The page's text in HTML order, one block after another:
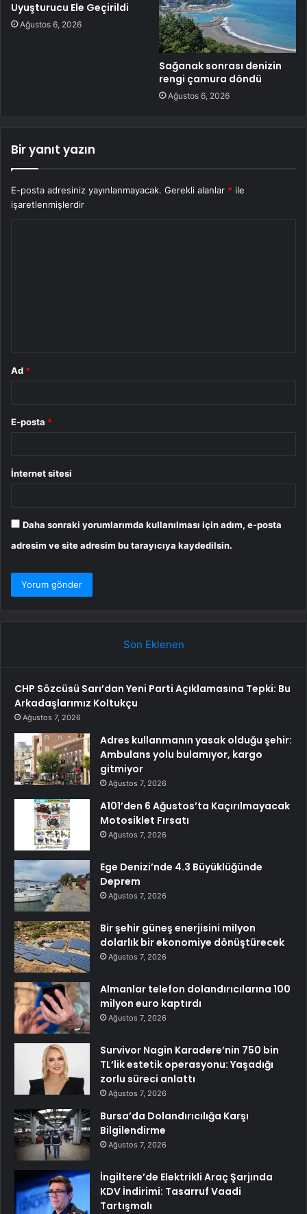
Uyuşturucu Ele Geçirildi
Ağustos 6, 2026
Sağanak sonrası denizin
rengi çamura döndü
Ağustos 6, 2026
Bir yanıt yazın
E-posta adresiniz yayınlanmayacak. Gerekli alanlar * ile
işaretlenmişlerdir
Ad *
E-posta *
İnternet sitesi
Daha sonraki yorumlarımda kullanılması için adım, e-posta
adresim ve site adresim bu tarayıcıya kaydedilsin.
Son Eklenen
CHP Sözcüsü Sarı’dan Yeni Parti Açıklamasına Tepki: Bu
Arkadaşlarımız Koltukçu
Ağustos 7, 2026
Adres kullanmanın yasak olduğu şehir:
Ambulans yolu bulamıyor, kargo
gitmiyor
Ağustos 7, 2026
A101’den 6 Ağustos’ta Kaçırılmayacak
Motosiklet Fırsatı
Ağustos 7, 2026
Ege Denizi’nde 4.3 Büyüklüğünde
Deprem
Ağustos 7, 2026
Bir şehir güneş enerjisini milyon
dolarlık bir ekonomiye dönüştürecek
Ağustos 7, 2026
Almanlar telefon dolandırıcılarına 100
milyon euro kaptırdı
Ağustos 7, 2026
Survivor Nagin Karadere’nin 750 bin
TL’lik estetik operasyonu: Yaşadığı
zorlu süreci anlattı
Ağustos 7, 2026
Bursa’da Dolandırıcılığa Karşı
Bilgilendirme
Ağustos 7, 2026
İngiltere’de Elektrikli Araç Şarjında
KDV İndirimi: Tasarruf Vaadi
Tartışmalı